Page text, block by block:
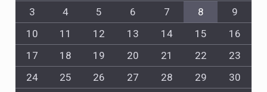
3
4 5 6 7 8
9
10
11 12 13 14 15
16
17
18 19 20 21 22
23
24
25 26 27 28 29
30